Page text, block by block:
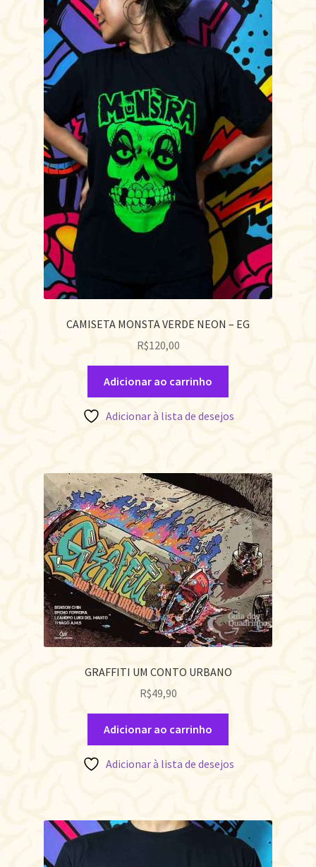
CAMISETA MONSTA VERDE NEON – EG
R$120,00
Adicionar ao carrinho
Adicionar à lista de desejos
GRAFFITI UM CONTO URBANO
R$49,90
Adicionar ao carrinho
Adicionar à lista de desejos